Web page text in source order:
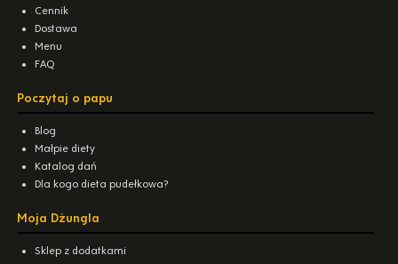
Cennik
Dostawa
Menu
FAQ
Poczytaj o papu
Blog
Małpie diety
Katalog dań
Dla kogo dieta pudełkowa?
Moja Dżungla
Sklep z dodatkami